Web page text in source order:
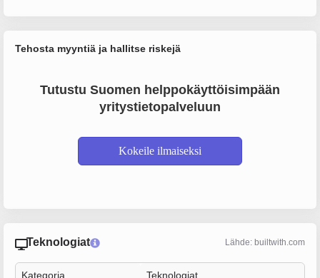
Tehosta myyntiä ja hallitse riskejä
Tutustu Suomen helppokäyttöisimpään
yritystietopalveluun
Kokeile ilmaiseksi
Teknologiat Lähde: builtwith.com
Kategoria Teknologiat